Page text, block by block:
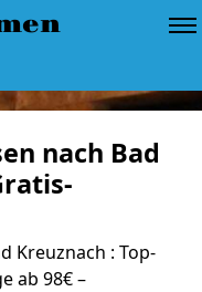
nach Bad
Kreuznach : Top-
ab 98€ –